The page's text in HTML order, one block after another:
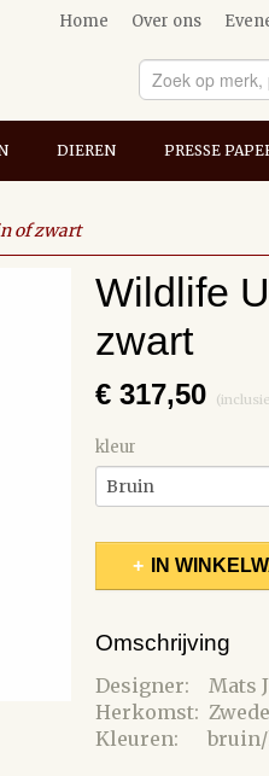
Home Over ons
DIEREN PRESSE
of zwart
Wildlife
zwart
€ 317,50
kleur
IN
Omschrijving
Designer: Mats
Herkomst:
Kleuren: bruin/